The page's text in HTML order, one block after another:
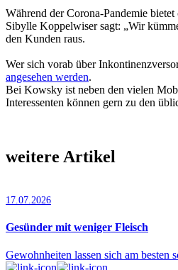
Während der Corona-Pandemie bietet
Sibylle Koppelwiser sagt: „Wir
den Kunden raus.
Wer sich vorab über
angesehen werden.
Bei Kowsky ist neben den vielen
Interessenten können gern zu den
weitere Artikel
17.07.2026
Gesünder mit weniger Fleisch
Gewohnheiten lassen sich am